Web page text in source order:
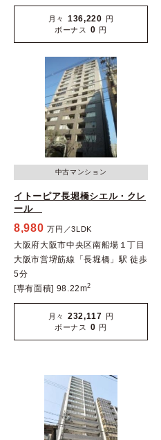
月々 136,220 円
ボーナス
0 円
中古マンション
イトーピア長堀橋シエル・クレ
ール
8,980 万円／3LDK
大阪府大阪市中央区南船場１丁目
大阪市営堺筋線「長堀橋」駅 徒歩
5分
[専有面積] 98.22m2
月々 232,117 円
ボーナス
0 円